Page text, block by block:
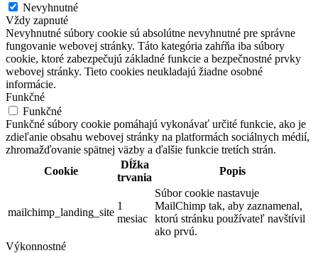
Nevyhnutné
Vždy zapnuté
Nevyhnutné súbory cookie sú absolútne nevyhnutné pre správne
fungovanie webovej stránky. Táto kategória zahŕňa iba súbory
cookie, ktoré zabezpečujú základné funkcie a bezpečnostné prvky
webovej stránky. Tieto cookies neukladajú žiadne osobné
informácie.
Funkčné
Funkčné
Funkčné súbory cookie pomáhajú vykonávať určité funkcie, ako je
zdieľanie obsahu webovej stránky na platformách sociálnych médií,
zhromažďovanie spätnej väzby a ďalšie funkcie tretích strán.
Cookie
Dĺžka
trvania
Popis
mailchimp_landing_site
1
mesiac
Súbor cookie nastavuje
MailChimp tak, aby zaznamenal,
ktorú stránku používateľ navštívil
ako prvú.
Výkonnostné